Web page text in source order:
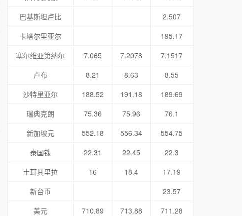
巴基斯坦卢比
2.507
卡塔尔里亚尔
195.17
塞尔维亚第纳尔
7.065 7.2078
7.1517
卢布
8.21 8.63
8.55
沙特里亚尔
188.52 191.18
189.69
瑞典克朗
75.36 75.96
76.1
新加坡元
552.18 556.34
554.75
泰国铢
22.31 22.45
22.3
土耳其里拉
16 18.4
17.19
新台币
23.57
美元
710.89 713.88
711.28